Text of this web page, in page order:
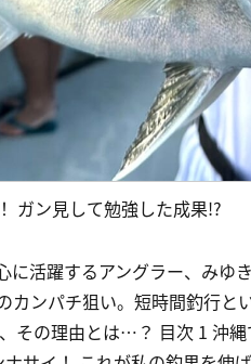
ガン見して勉強した成果!?
に活躍するアングラー、みゆ
カンパチ狙い。短時間釣行と
その理由とは…？ 目次 1 沖